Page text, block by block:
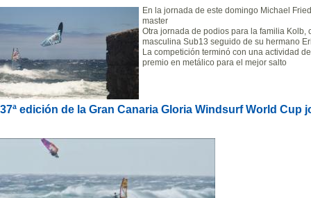
En la jornada de este domingo Michael
master
Otra jornada de podios para la familia
masculina Sub13 seguido de su hermano
La competición terminó con una actividad
premio en metálico para el mejor salto
37ª edición de la Gran Canaria Gloria Windsurf World Cup